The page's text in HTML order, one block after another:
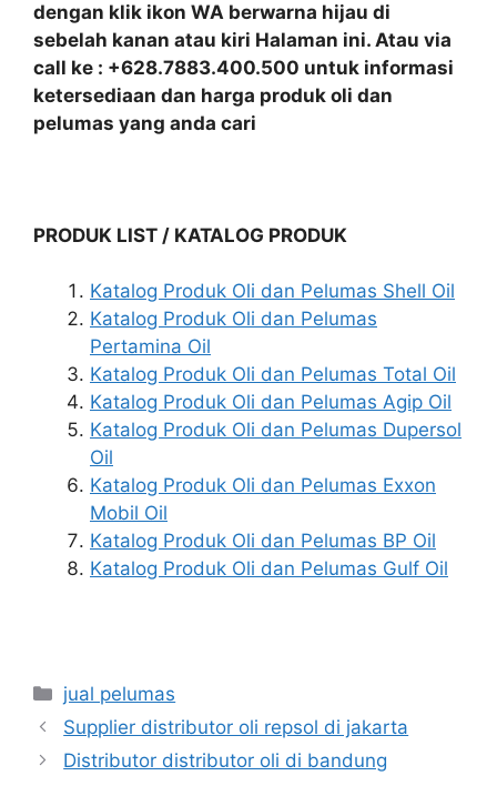
dengan klik ikon WA berwarna hijau di
sebelah kanan atau kiri Halaman ini. Atau via
call ke : +628.7883.400.500 untuk informasi
ketersediaan dan harga produk oli dan
pelumas yang anda cari
PRODUK LIST / KATALOG PRODUK
Katalog Produk Oli dan Pelumas Shell Oil
Katalog Produk Oli dan Pelumas
Pertamina Oil
Katalog Produk Oli dan Pelumas Total Oil
Katalog Produk Oli dan Pelumas Agip Oil
Katalog Produk Oli dan Pelumas Dupersol
Oil
Katalog Produk Oli dan Pelumas Exxon
Mobil Oil
Katalog Produk Oli dan Pelumas BP Oil
Katalog Produk Oli dan Pelumas Gulf Oil
jual pelumas
Supplier distributor oli repsol di jakarta
Distributor distributor oli di bandung